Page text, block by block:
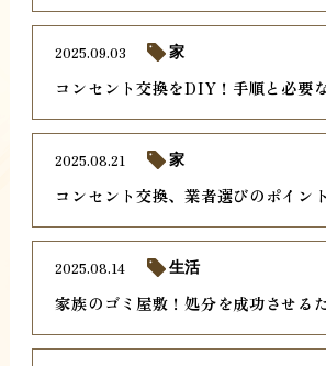
コンセント交換をDIY！手順と必要
2025.09.03 家
コンセント交換、業者選びのポイン
2025.08.21 家
家族のゴミ屋敷！処分を成功させる
2025.08.14 生活